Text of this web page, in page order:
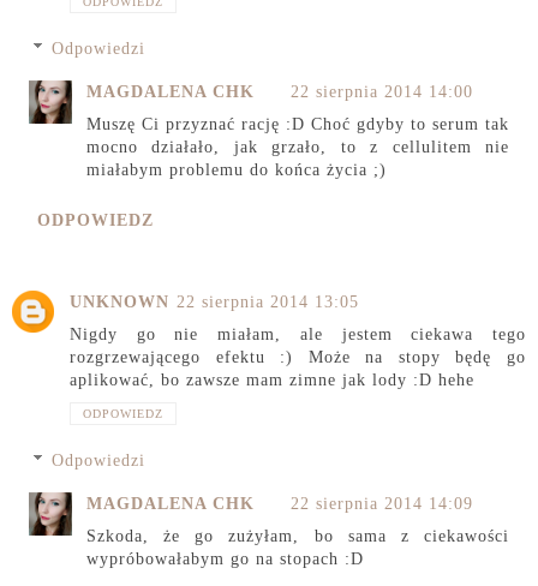
Odpowiedzi
MAGDALENA CHK
22 sierpnia 2014 14:00
Muszę Ci przyznać rację :D Choć gdyby to serum tak
mocno działało, jak grzało, to z cellulitem nie
miałabym problemu do końca życia ;)
ODPOWIEDZ
UNKNOWN 22 sierpnia 2014 13:05
Nigdy go nie miałam, ale jestem ciekawa tego
rozgrzewającego efektu :) Może na stopy będę go
aplikować, bo zawsze mam zimne jak lody :D hehe
ODPOWIEDZ
Odpowiedzi
MAGDALENA CHK
22 sierpnia 2014 14:09
Szkoda, że go zużyłam, bo sama z ciekawości
wypróbowałabym go na stopach :D